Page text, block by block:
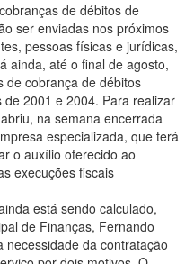
de débitos de
ser enviadas nos próximos
pessoas físicas e jurídicas,
ainda, até o final de agosto,
de cobrança de débitos
2001 e 2004. Para realizar
na semana encerrada
especializada, que terá
o auxílio oferecido ao
execuções fiscais
está sendo calculado,
de Finanças, Fernando
necessidade da contratação